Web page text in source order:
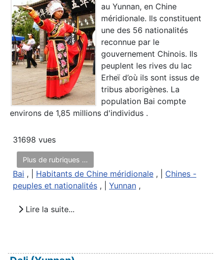
au Yunnan, en Chine
méridionale. Ils constituent
une des 56 nationalités
reconnue par le
gouvernement Chinois. Ils
peuplent les rives du lac
Erheï d’où ils sont issus de
tribus aborigènes. La
population Bai compte
environs de 1,85 millions d'individus .
31698 vues
Plus de rubriques ...
Bai , | Habitants de Chine méridionale , | Chines -
peuples et nationalités , | Yunnan ,
Lire la suite...